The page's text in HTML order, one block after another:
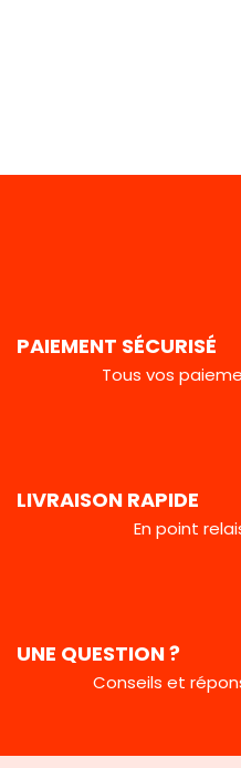
PAIEMENT SÉCURISÉ
Tous vos
LIVRAISON RAPIDE
En point
UNE QUESTION ?
Conseils et